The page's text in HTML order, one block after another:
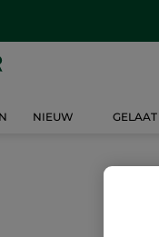
NIEUW GELAAT